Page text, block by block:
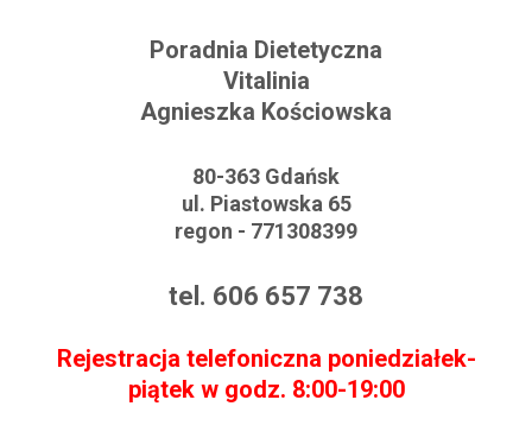
Poradnia Dietetyczna
Vitalinia
Agnieszka Kościowska
80-363 Gdańsk
ul. Piastowska 65
regon - 771308399
tel. 606 657 738
Rejestracja telefoniczna poniedziałek-
piątek w godz. 8:00-19:00